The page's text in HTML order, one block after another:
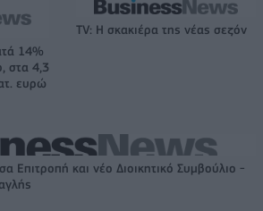
14%
στα 4,3
ευρώ
TV: Η σκακιέρα της νέας σεζόν
Επιτροπή και νέο Διοικητικό Συμβούλιο -